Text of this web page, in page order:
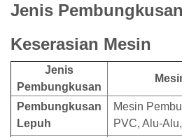
Jenis
Keserasian Mesin
Jenis
Pembungkusan
Pembungkusan
Lepuh
Mesin
PVC, Alu-